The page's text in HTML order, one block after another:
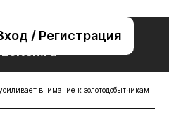
/ Регистрация
221-76-32
внимание к золотодобытчикам